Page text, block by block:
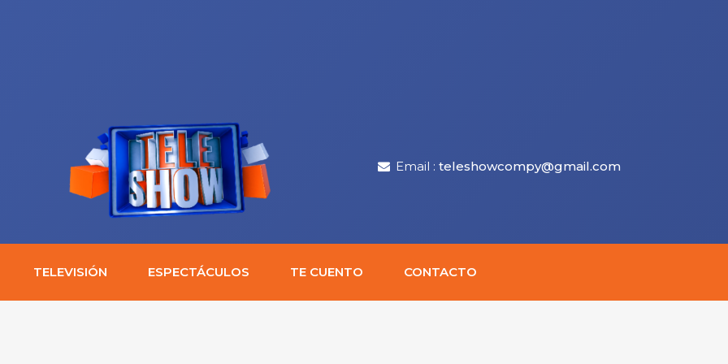
Email : teleshowcompy@gmail.com
TELEVISIÓN ESPECTÁCULOS TE CUENTO CONTACTO